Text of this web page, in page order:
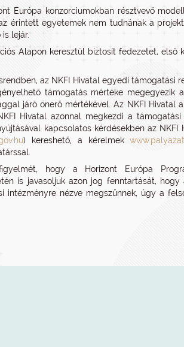
Európa konzorciumokban résztvevő
érintett egyetemek nem tudnának a
lejár.
Alapon keresztül biztosít fedezetet, első
az NKFI Hivatal egyedi támogatási
támogatás mértéke megegyezik
járó önerő mértékével. Az NKFI Hivatal
Hivatal azonnal megkezdi a támogatási
kapcsolatos kérdésekben az NKFI
) kereshető, a kérelmek
hogy a Horizont Európa
is javasoljuk azon jog fenntartását,
intézményre nézve megszűnnek, úgy a